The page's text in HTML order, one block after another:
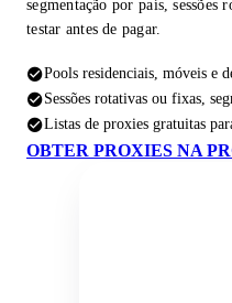
segmentação por país,
testar antes de pagar.
Pools residenciais, móveis e
Sessões rotativas ou fixas,
Listas de proxies gratuitas
OBTER PROXIES NA